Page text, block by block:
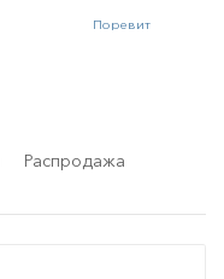
Поревит
Распродажа